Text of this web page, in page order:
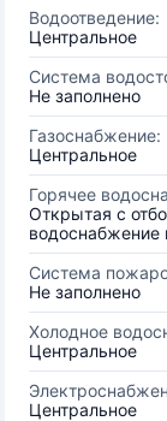
Водоотведение:
Центральное
Система
Не заполнено
Газоснабжение:
Центральное
Горячее
Открытая с
водоснабжение
Система
Не заполнено
Холодное
Центральное
Центральное